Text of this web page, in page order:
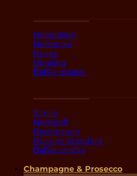
Holandsko
Nemecko
Rusko
Ukrajina
Ďaľšie oblasti
9 mile
Nemiroff
Rammstein
Russian Standard
Ďaľšie značky
Champagne & Prosecco